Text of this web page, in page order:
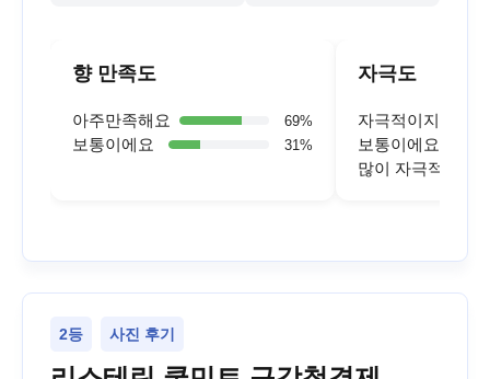
향 만족도
아주만족해요 69%
보통이에요 31%
자극도
자극적이지 않아
보통이에요
많이 자극적이에
2등 사진 후기